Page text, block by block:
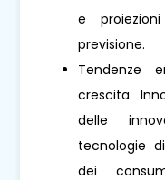
e
previsione.
Tendenze
crescita
delle
tecnologie
dei